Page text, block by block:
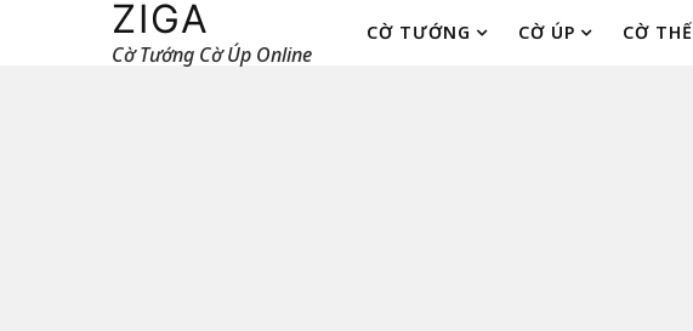
ZIGA
Cờ Tướng Cờ Úp Online
CỜ TƯỚNG CỜ ÚP CỜ THẾ